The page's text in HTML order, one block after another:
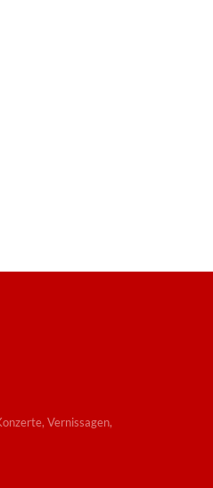
Vernissagen,